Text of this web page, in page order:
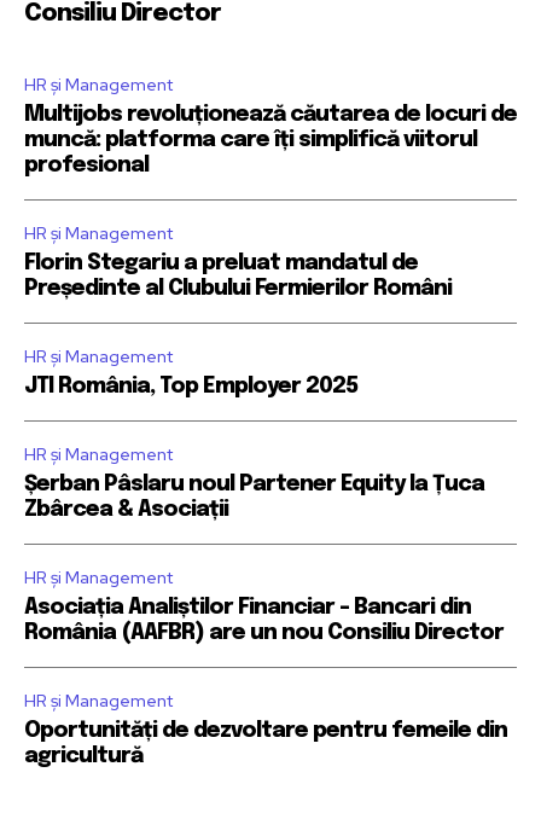
Consiliu Director
HR și Management
Multijobs revoluționează căutarea de locuri de
muncă: platforma care îți simplifică viitorul
profesional
HR și Management
Florin Stegariu a preluat mandatul de
Președinte al Clubului Fermierilor Români
HR și Management
JTI România, Top Employer 2025
HR și Management
Șerban Pâslaru noul Partener Equity la Țuca
Zbârcea & Asociații
HR și Management
Asociația Analiștilor Financiar – Bancari din
România (AAFBR) are un nou Consiliu Director
HR și Management
Oportunități de dezvoltare pentru femeile din
agricultură